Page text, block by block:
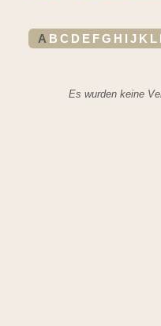
A B C D E FG H I J K L
Es wurden keine